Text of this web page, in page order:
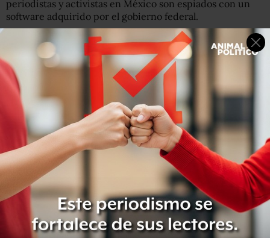
periodistas y activistas en México son espiados con un
software adquirido por el gobierno federal.
La mitad de las agresiones las cometieron
funcionarios
En el informe ‘Democracia simulada, nada que aplaudir’,
Artículo 19 señaló que “a pesar de que el discurso oficial
del gobierno ha culpado una y otra vez al crimen
organizado por la violencia contra la prensa”, las cifras de
la organización civil apuntan a que los mayores
perpetradores de agresiones contra medios son los
funcionarios públicos.
De las mil 986 agresiones durante el actual sexenio de
Peña Nieto, 8% fueron cometidas presuntamente por
integrantes del crimen organizado, y 48% por
funcionarios públicos.